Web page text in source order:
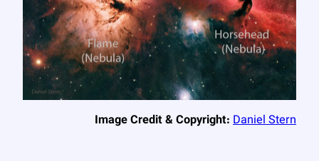
Image Credit & Copyright:Daniel Stern